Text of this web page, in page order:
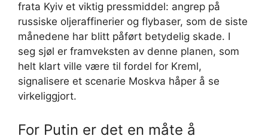
frata Kyiv et viktig pressmiddel: angrep på
russiske oljeraffinerier og flybaser, som de siste
månedene har blitt påført betydelig skade. I
seg sjøl er framveksten av denne planen, som
helt klart ville være til fordel for Kreml,
signalisere et scenarie Moskva håper å se
virkeliggjort.
For Putin er det en måte å